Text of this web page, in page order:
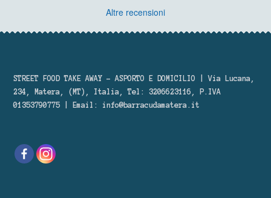
Altre recensioni
STREET FOOD TAKE AWAY – ASPORTO E DOMICILIO | Via Lucana,
234, Matera, (MT), Italia, Tel: 3206623116, P.IVA
01353790775 | Email: info@barracudamatera.it